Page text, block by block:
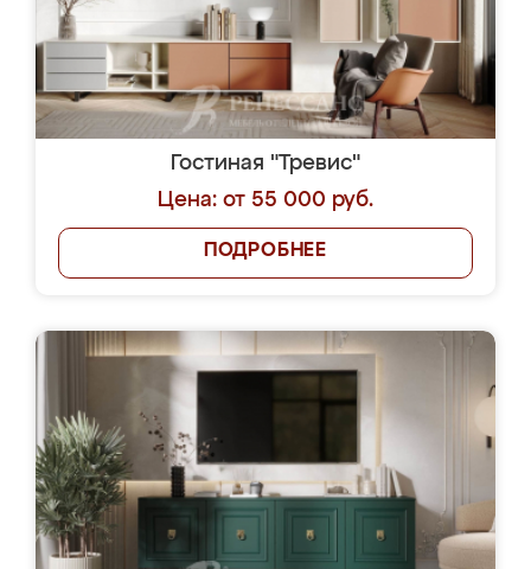
Гостиная "Тревис"
Цена: от 55 000 руб.
ПОДРОБНЕЕ